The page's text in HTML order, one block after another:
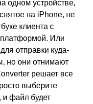
одном устройстве,
на iPhone, не
клиента с
платформой. Или
отправки куда-
но они отнимают
решает все
выберите
и файл будет